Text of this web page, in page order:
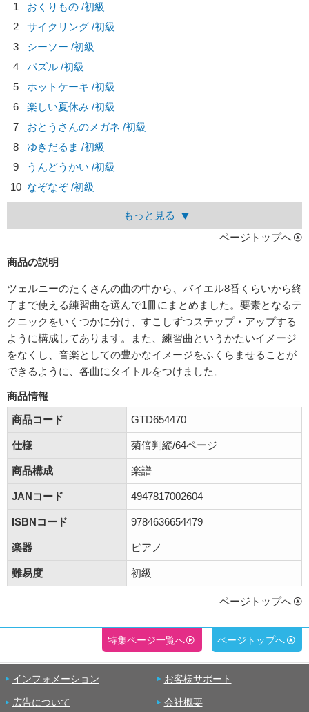
1
おくりもの /初級
2
サイクリング /初級
3
シーソー /初級
4
パズル /初級
5
ホットケーキ /初級
6
楽しい夏休み /初級
7
おとうさんのメガネ /初級
8
ゆきだるま /初級
9
うんどうかい /初級
10 なぞなぞ /初級
もっと見る
ページトップへ
商品の説明
ツェルニーのたくさんの曲の中から、バイエル8番くらいから終
了まで使える練習曲を選んで1冊にまとめました。要素となるテ
クニックをいくつかに分け、すこしずつステップ・アップする
ように構成してあります。また、練習曲というかたいイメージ
をなくし、音楽としての豊かなイメージをふくらませることが
できるように、各曲にタイトルをつけました。
商品情報
商品コード
GTD654470
仕様 菊倍判縦/64ページ
商品構成 楽譜
JANコード 4947817002604
ISBNコード 9784636654479
楽器 ピアノ
難易度 初級
ページトップへ
特集ページ一覧へ ページトップへ
インフォメーション お客様サポート
広告について 会社概要